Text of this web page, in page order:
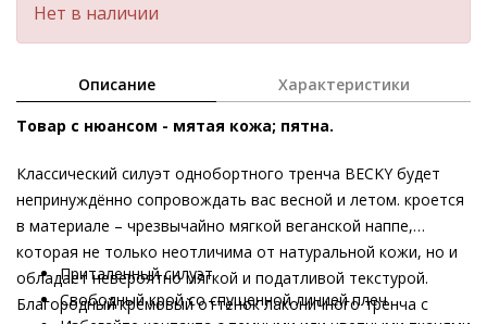
Нет в наличии
Описание Характеристики
Товар с нюансом - мятая кожа; пятна.
Классический силуэт однобортного тренча BECKY будет
непринуждённо сопровождать вас весной и летом. кроется
в материале – чрезвычайно мягкой веганской наппе,
которая не только неотличима от натуральной кожи, но и
обладает невероятно мягкой и податливой текстурой.
Благородный кремовый оттенок лаконичного тренча с
Приталенный силуэт
Свободный крой со спущенной линией плеч